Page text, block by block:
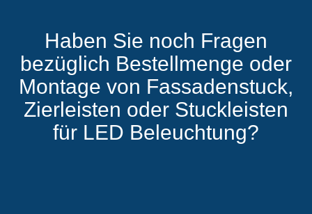
Haben Sie noch Fragen
bezüglich Bestellmenge oder
Montage von Fassadenstuck,
Zierleisten oder Stuckleisten
für LED Beleuchtung?